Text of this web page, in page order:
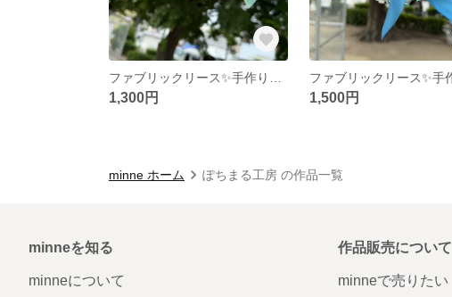
1,300円 1,500円
minne ホーム ぽちまる工房 の作品一覧
minneを知る
minneについて
作品販売について
minneで売りたい